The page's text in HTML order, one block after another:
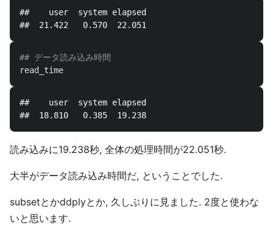
##    user  system elapsed
## データ読み込み時間
read_time
##    user  system elapsed
読み込みに19.238秒, 全体の処理時間が22.051秒.
大半がデータ読み込み時間だ, ということでした.
subsetとかddplyとか, 久しぶりに見ました. 2度と使わな
いと思います.